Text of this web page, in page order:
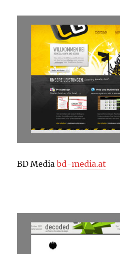
BD Mediabd-media.at